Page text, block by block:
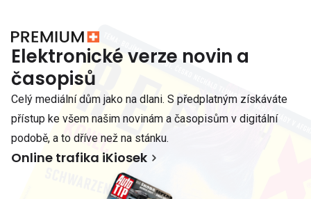
Elektronické verze novin a
časopisů
Celý mediální dům jako na dlani. S předplatným získáváte
přístup ke všem našim novinám a časopisům v digitální
podobě, a to dříve než na stánku.
Online trafika iKiosek